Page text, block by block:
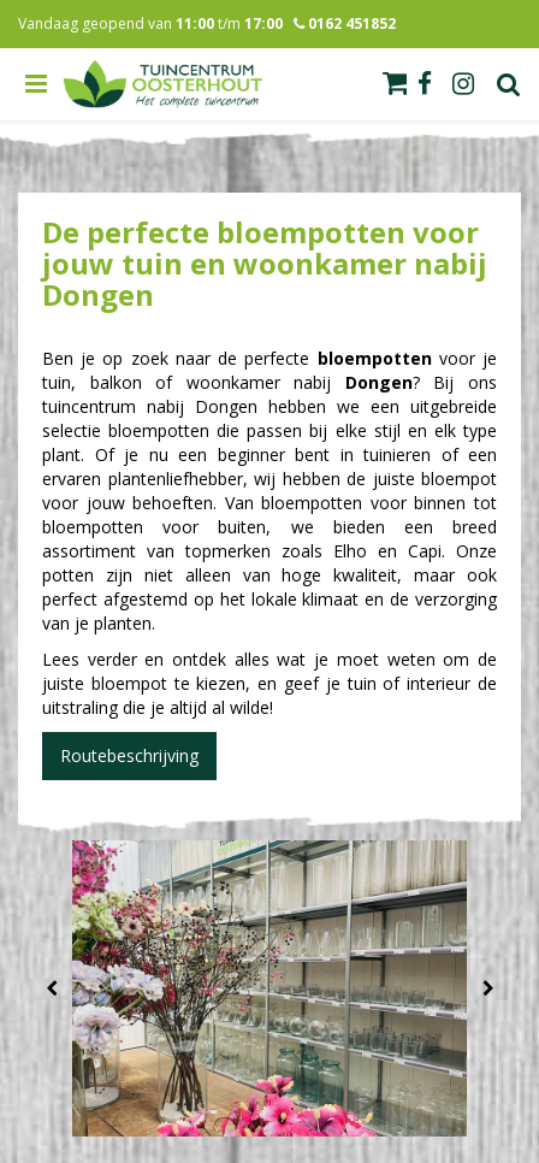
o
Vandaag geopend van 11:00t/m 17:00 0162 451852
De perfecte bloempotten voor
jouw tuin en woonkamer nabij
Dongen
Ben je op zoek naar de perfecte bloempottenvoor je
tuin, balkon of woonkamer nabij Dongen? Bij ons
tuincentrum nabij Dongen hebben we een uitgebreide
selectie bloempotten die passen bij elke stijl en elk type
plant. Of je nu een beginner bent in tuinieren of een
ervaren plantenliefhebber, wij hebben de juiste bloempot
voor jouw behoeften. Van bloempotten voor binnen tot
bloempotten voor buiten, we bieden een breed
assortiment van topmerken zoals Elho en Capi. Onze
potten zijn niet alleen van hoge kwaliteit, maar ook
perfect afgestemd op het lokale klimaat en de verzorging
van je planten.
Lees verder en ontdek alles wat je moet weten om de
juiste bloempot te kiezen, en geef je tuin of interieur de
uitstraling die je altijd al wilde!
Routebeschrijving